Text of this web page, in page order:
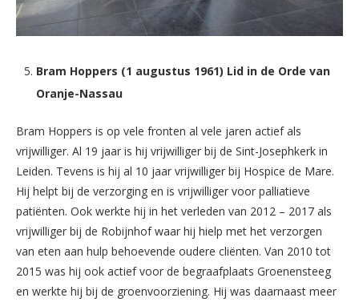
Bram Hoppers (1 augustus 1961) Lid in de Orde van
Oranje-Nassau
Bram Hoppers is op vele fronten al vele jaren actief als
vrijwilliger. Al 19 jaar is hij vrijwilliger bij de Sint-Josephkerk in
Leiden. Tevens is hij al 10 jaar vrijwilliger bij Hospice de Mare.
Hij helpt bij de verzorging en is vrijwilliger voor palliatieve
patiënten. Ook werkte hij in het verleden van 2012 – 2017 als
vrijwilliger bij de Robijnhof waar hij hielp met het verzorgen
van eten aan hulp behoevende oudere cliënten. Van 2010 tot
2015 was hij ook actief voor de begraafplaats Groenensteeg
en werkte hij bij de groenvoorziening. Hij was daarnaast meer